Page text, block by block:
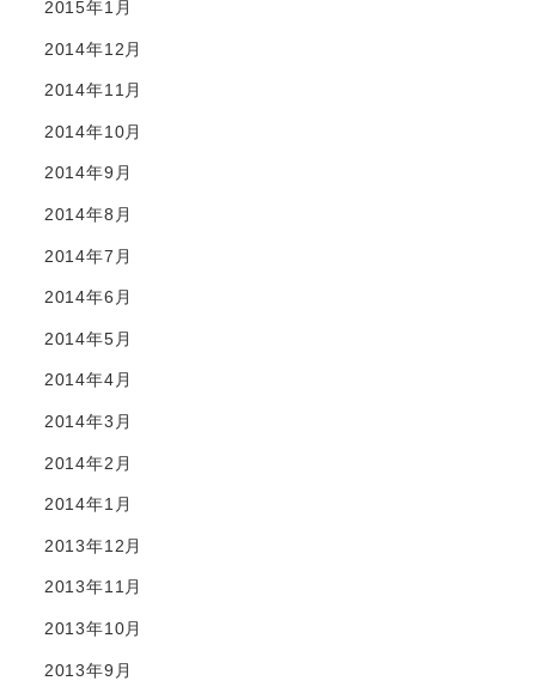
2015年1月
2014年12月
2014年11月
2014年10月
2014年9月
2014年8月
2014年7月
2014年6月
2014年5月
2014年4月
2014年3月
2014年2月
2014年1月
2013年12月
2013年11月
2013年10月
2013年9月